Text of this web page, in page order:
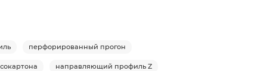
перфорированный прогон
направляющий профиль Z